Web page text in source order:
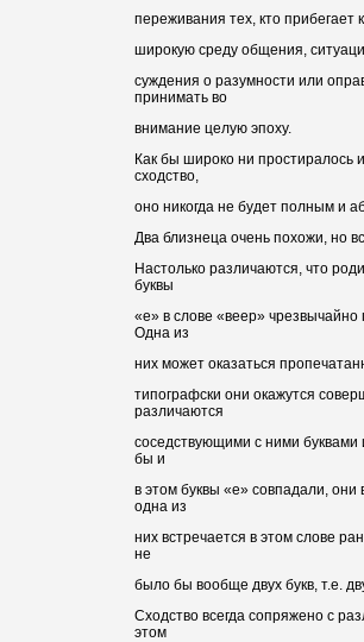
переживания тех, кто прибегает
широкую среду общения,
суждения о разумности или
принимать во
внимание целую эпоху.
Как бы широко ни простиралось
сходство,
оно никогда не будет полным и
Два близнеца очень похожи, но
Настолько различаются, что
буквы
«е» в слове «веер»
Одна из
них может оказаться
типографски они окажутся
различаются
соседствующими с ними буквами
бы и
в этом буквы «е» совпадали,
одна из
них встречается в этом слове
не
было бы вообще двух букв, т.е.
Сходство всегда сопряжено с
этом